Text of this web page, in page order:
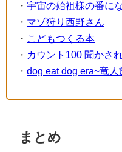
・ 宇宙の始祖様の番に
・ マゾ狩り西野さん
・ こどもつくる本
・ カウント100 聞かさ
・ dog eat dog era~竜
まとめ